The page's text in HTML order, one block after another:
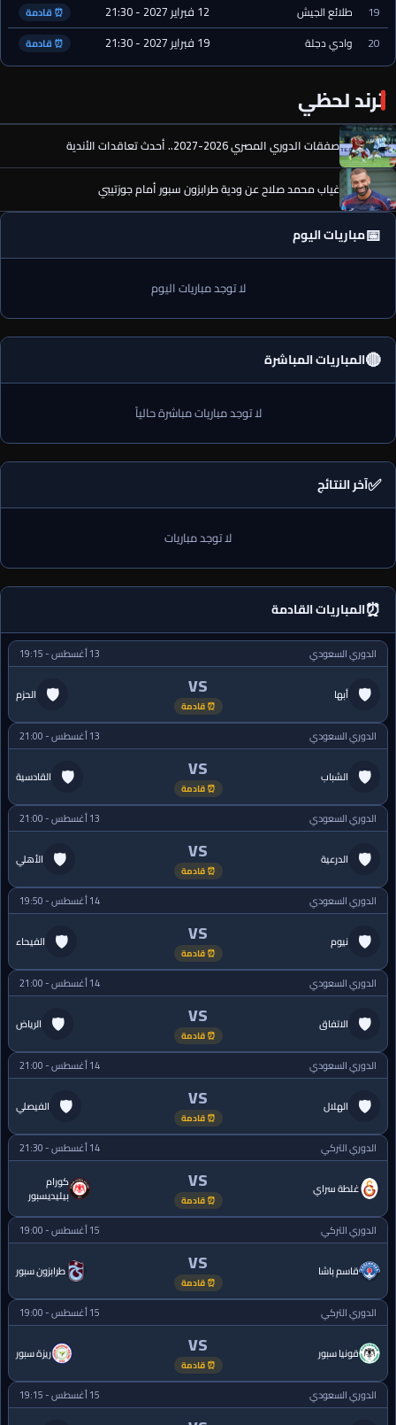
19 طلائع الجيش 12 فبراير 2027 - 21:30 ⏰ قادمة
20 وادي دجلة 19 فبراير 2027 - 21:30 ⏰ قادمة
ترند لحظي
صفقات الدوري المصري 2026-2027.. أحدث تعاقدات الأندية
غياب محمد صلاح عن ودية طرابزون سبور أمام جوزتيبي
📅مباريات اليوم
لا توجد مباريات اليوم
🔴المباريات المباشرة
لا توجد مباريات مباشرة حالياً
✅آخر النتائج
لا توجد مباريات
⏰المباريات القادمة
الدوري السعودي 13 أغسطس - 19:15
🛡 أبها VS
⏰ قادمة
الحزم 🛡
الدوري السعودي 13 أغسطس - 21:00
🛡 الشباب VS
⏰ قادمة
القادسية 🛡
الدوري السعودي 13 أغسطس - 21:00
🛡 الدرعية VS
⏰ قادمة
الأهلي 🛡
الدوري السعودي 14 أغسطس - 19:50
🛡 نيوم VS
⏰ قادمة
الفيحاء 🛡
الدوري السعودي 14 أغسطس - 21:00
🛡 الاتفاق VS
⏰ قادمة
الرياض 🛡
الدوري السعودي 14 أغسطس - 21:00
🛡 الهلال VS
⏰ قادمة
الفيصلي 🛡
الدوري التركي 14 أغسطس - 21:30
غلطة سراي VS
⏰ قادمة
كورام
بيليديسبور
الدوري التركي
15 أغسطس - 19:00
قاسم باشا VS
⏰ قادمة
طرابزون سبور
الدوري التركي 15 أغسطس - 19:00
قونيا سبور VS
⏰ قادمة
ريزة سبور
الدوري السعودي 15 أغسطس - 19:15